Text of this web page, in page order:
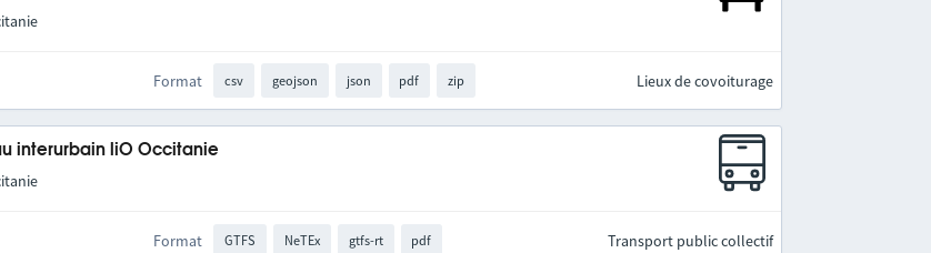
Format csv geojson json pdf zip Lieux de covoiturage
interurbain liO Occitanie
Format GTFS NeTEx gtfs-rt pdf Transport public collectif